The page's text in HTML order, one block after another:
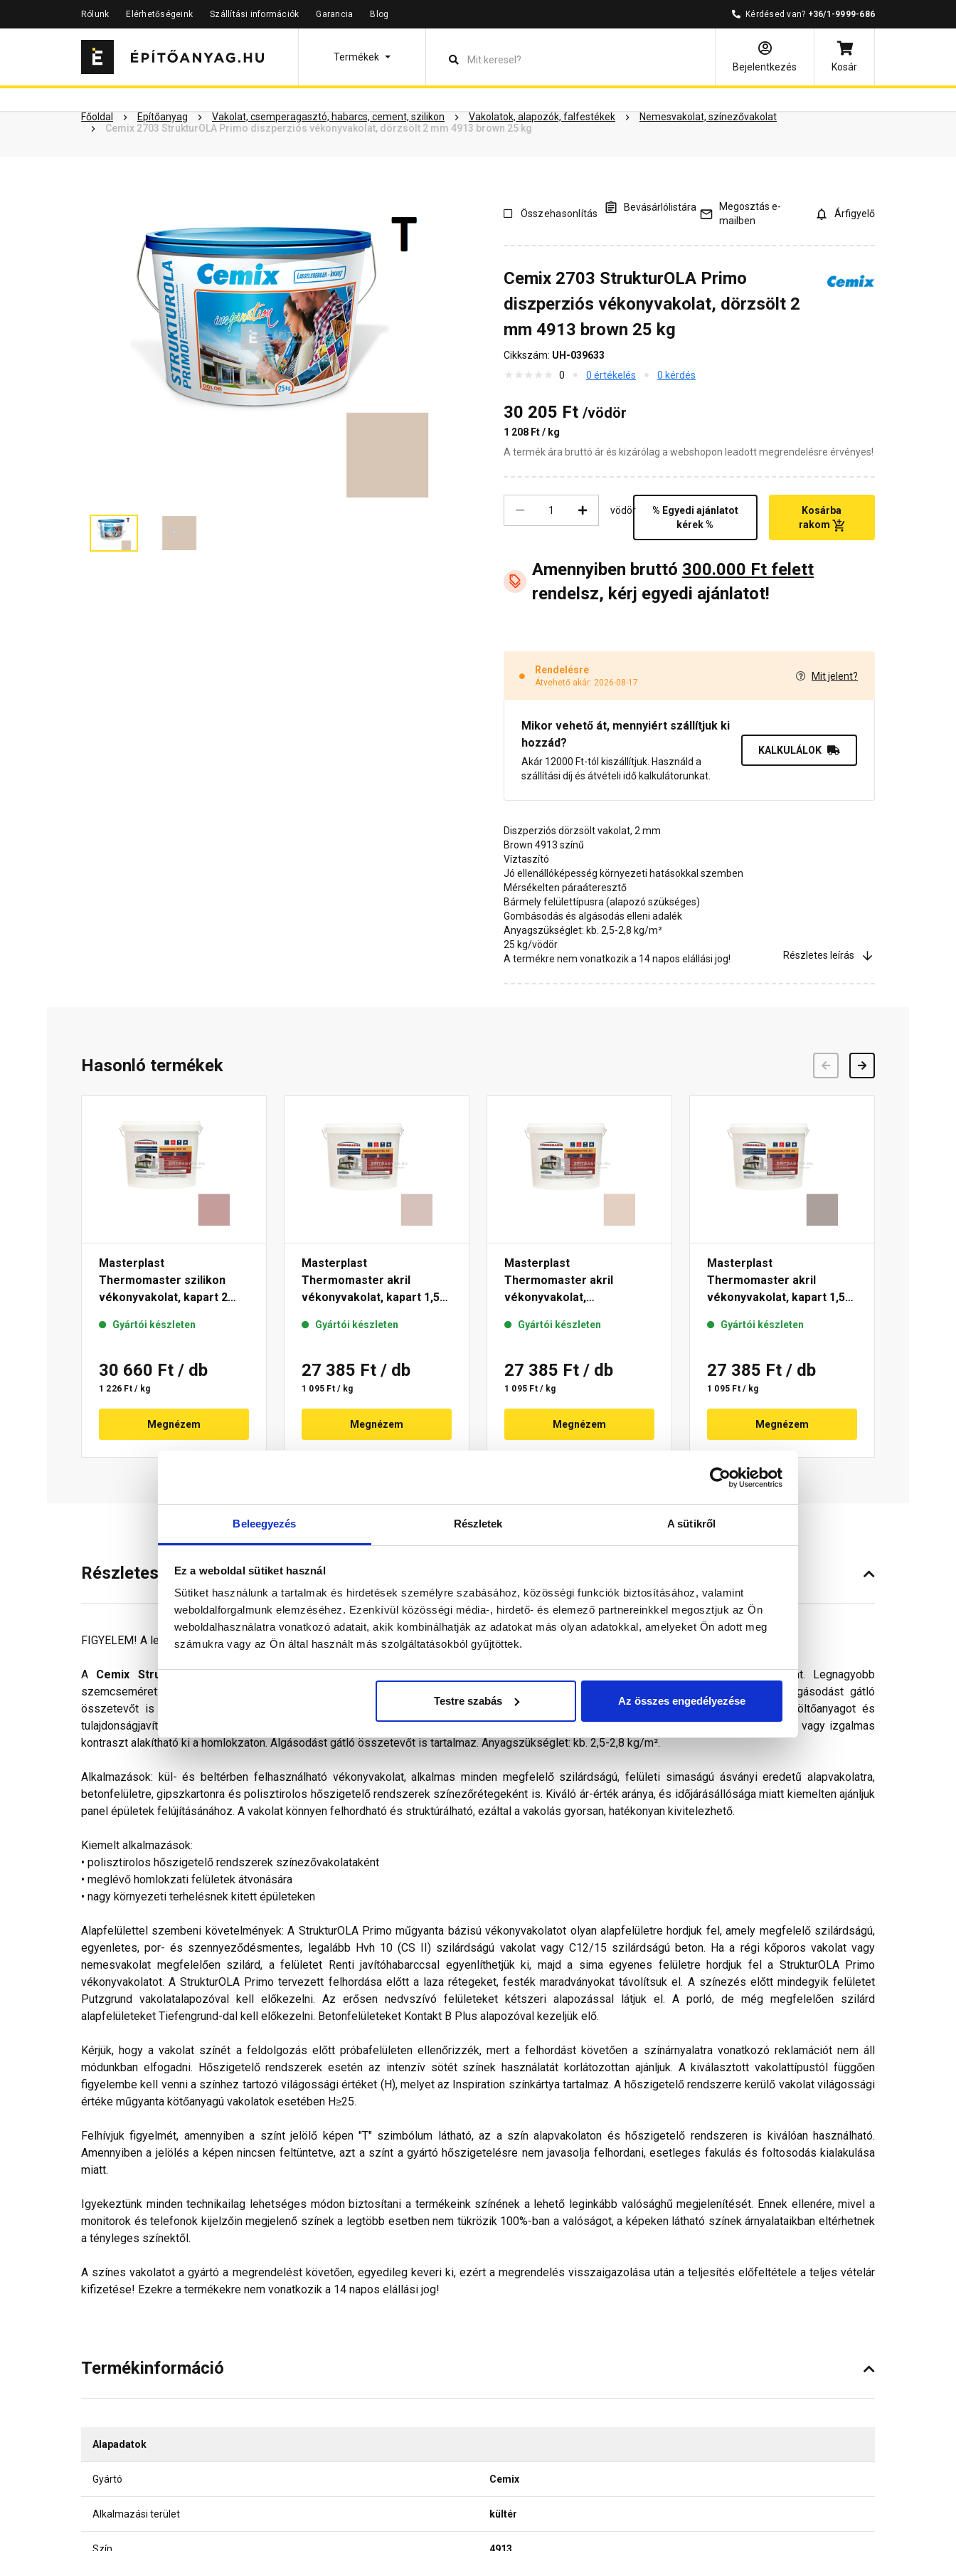
Beleegyezés Részletek A sütikről
Ez a weboldal sütiket használ
Sütiket használunk a tartalmak és hirdetések személyre szabásához, közösségi funkciók biztosításához, valamint
weboldalforgalmunk elemzéséhez. Ezenkívül közösségi média-, hirdető- és elemező partnereinkkel megosztjuk az Ön
weboldalhasználatra vonatkozó adatait, akik kombinálhatják az adatokat más olyan adatokkal, amelyeket Ön adott meg
számukra vagy az Ön által használt más szolgáltatásokból gyűjtöttek.
Testre szabás Az összes engedélyezése
Rólunk Elérhetőségeink Szállítási információk Garancia Blog Kérdésed van? +36/1-9999-686
Termékek
Bejelentkezés
Kosár
Főoldal Építőanyag Vakolat, csemperagasztó, habarcs, cement, szilikon Vakolatok, alapozók, falfestékek
Nemesvakolat, színezővakolat
Cemix 2703 StrukturOLA Primo diszperziós vékonyvakolat, dörzsölt 2 mm 4913 brown 25 kg
Szükséged lehet rá Részletes leírás Termékinformáció Dokumentumok Vásárlói vélemények Kérdések és válaszok
Összehasonlítás
Bevásárlólistára
Megosztás e-
mailben
Árfigyelő
Cemix 2703 StrukturOLA Primo
diszperziós vékonyvakolat, dörzsölt 2
mm 4913 brown 25 kg
Cikkszám: UH-039633
0
0 értékelés 0 kérdés
30 205 Ft /vödör
1 208 Ft / kg
A termék ára bruttó ár és kizárólag a webshopon leadott megrendelésre érvényes!
vödör
% Egyedi ajánlatot
kérek %
Kosárba
rakom
Amennyiben bruttó 300.000 Ft felett
rendelsz, kérj egyedi ajánlatot!
Rendelésre
Átvehető akár: 2026-08-17
Mit jelent?
Mikor vehető át, mennyiért szállítjuk ki
hozzád?
Akár 12000 Ft-tól kiszállítjuk. Használd a
szállítási díj és átvételi idő kalkulátorunkat.
KALKULÁLOK
Diszperziós dörzsölt vakolat, 2 mm
Brown 4913 színű
Víztaszító
Jó ellenállóképesség környezeti hatásokkal szemben
Mérsékelten páraáteresztő
Bármely felülettípusra (alapozó szükséges)
Gombásodás és algásodás elleni adalék
Anyagszükséglet: kb. 2,5-2,8 kg/m²
25 kg/vödör
A termékre nem vonatkozik a 14 napos elállási jog!
Részletes leírás
Hasonló termékek
Masterplast
Thermomaster szilikon
vékonyvakolat, kapart 2
Gyártói készleten
30 660 Ft / db
1 226 Ft / kg
Megnézem
Masterplast
Thermomaster akril
vékonyvakolat, kapart 1,5
Gyártói készleten
27 385 Ft / db
1 095 Ft / kg
Megnézem
Masterplast
Thermomaster akril
vékonyvakolat,
E 25 kg
Gyártói készleten
27 385 Ft / db
1 095 Ft / kg
Megnézem
Masterplast
Thermomaster akril
vékonyvakolat, kapart 1,5
Gyártói készleten
27 385 Ft / db
1 095 Ft / kg
Megnézem
Részletes leírás
FIGYELEM! A leírás végén fontos információkat talál a termékkel kapcsolatban. Kérjük, figyelmesen olvassa el!
A Cemix StrukturOLA Primo
gyárilag előkevert, dörzsölt hatású diszperziós bázisú, ﬁnomszemcsés vékonyvakolat. vékonyvakolat. Legnagyobb
szemcseméret: 2 mm. Viszonylag könnyen kivitelezhető és az ára miatt is a polisztirolos hőszigetelések kedvelt színezővakolata. Algásodást gátló
összetevőt is tartalmaz. Az anyag gyakorlatilag nem páraáteresztő. Vizes diszperziós kötőanyagot, időjárásálló pigmenteket, ásványi töltőanyagot és
tulajdonságjavító adalékokat tartalmaz. Színválasztékában pasztell és intenzív színek egyaránt megtalálhatók, ezáltal kellemes színharmónia vagy izgalmas
kontraszt alakítható ki a homlokzaton. Algásodást gátló összetevőt is tartalmaz. Anyagszükséglet: kb. 2,5-2,8 kg/m².
Alkalmazások: kül- és beltérben felhasználható vékonyvakolat, alkalmas minden megfelelő szilárdságú, felületi simaságú ásványi eredetű alapvakolatra,
betonfelületre, gipszkartonra és polisztirolos hőszigetelő rendszerek színezőrétegeként is. Kiváló ár-érték aránya, és időjárásállósága miatt kiemelten ajánljuk
panel épületek felújításánához. A vakolat könnyen felhordható és struktúrálható, ezáltal a vakolás gyorsan, hatékonyan kivitelezhető.
Kiemelt alkalmazások:
• polisztirolos hőszigetelő rendszerek színezővakolataként
• meglévő homlokzati felületek átvonására
• nagy környezeti terhelésnek kitett épületeken
Alapfelülettel szembeni követelmények: A StrukturOLA Primo műgyanta bázisú vékonyvakolatot olyan alapfelületre hordjuk fel, amely megfelelő szilárdságú,
egyenletes, por- és szennyeződésmentes, legalább Hvh 10 (CS II) szilárdságú vakolat vagy C12/15 szilárdságú beton. Ha a régi kőporos vakolat vagy
nemesvakolat megfelelően szilárd, a felületet Renti javítóhabarccsal egyenlíthetjük ki, majd a sima egyenes felületre hordjuk fel a StrukturOLA Primo
vékonyvakolatot. A StrukturOLA Primo tervezett felhordása előtt a laza rétegeket, festék maradványokat távolítsuk el. A színezés előtt mindegyik felületet
Putzgrund vakolatalapozóval kell előkezelni. Az erősen nedvszívó felületeket kétszeri alapozással látjuk el. A porló, de még megfelelően szilárd
alapfelületeket Tiefengrund-dal kell előkezelni. Betonfelületeket Kontakt B Plus alapozóval kezeljük elő.
Kérjük, hogy a vakolat színét a feldolgozás előtt próbafelületen ellenőrizzék, mert a felhordást követően a színárnyalatra vonatkozó reklamációt nem áll
módunkban elfogadni. Hőszigetelő rendszerek esetén az intenzív sötét színek használatát korlátozottan ajánljuk. A kiválasztott vakolattípustól függően
figyelembe kell venni a színhez tartozó világossági értéket (H), melyet az Inspiration színkártya tartalmaz. A hőszigetelő rendszerre kerülő vakolat világossági
értéke műgyanta kötőanyagú vakolatok esetében H≥25.
Felhívjuk figyelmét, amennyiben a színt jelölő képen "T" szimbólum látható, az a szín alapvakolaton és hőszigetelő rendszeren is kiválóan használható.
Amennyiben a jelölés a képen nincsen feltüntetve, azt a színt a gyártó hőszigetelésre nem javasolja felhordani, esetleges fakulás és foltosodás kialakulása
miatt.
Igyekeztünk minden technikailag lehetséges módon biztosítani a termékeink színének a lehető leginkább valósághű megjelenítését. Ennek ellenére, mivel a
monitorok és telefonok kijelzőin megjelenő színek a legtöbb esetben nem tükrözik 100%-ban a valóságot, a képeken látható színek árnyalataikban eltérhetnek
a tényleges színektől.
A színes vakolatot a gyártó a megrendelést követően, egyedileg keveri ki, ezért a megrendelés visszaigazolása után a teljesítés előfeltétele a teljes vételár
kifizetése! Ezekre a termékekre nem vonatkozik a 14 napos elállási jog!
Termékinformáció
Alapadatok
Gyártó Cemix
Alkalmazási terület kültér